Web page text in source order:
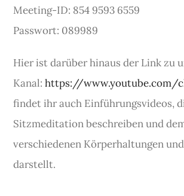
Meeting-ID: 854 9593 6559
Passwort: 089989
Hier ist darüber hinaus der Link zu
Kanal:https://www.youtube.com/
findet ihr auch Einführungsvideos,
Sitzmeditation beschreiben und
verschiedenen Körperhaltungen
darstellt.